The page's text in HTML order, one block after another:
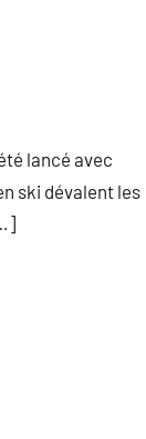
lancé avec
ski dévalent les